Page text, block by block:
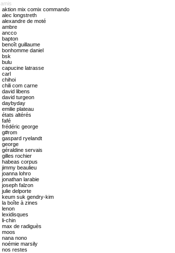
amis
aktion mix comix commando
alec longstreth
alexandre de moté
ambre
ancco
bapton
benoît guillaume
bonhomme daniel
bsk
bulu
capucine latrasse
carl
chihoi
chili com carne
david libens
david turgeon
daybyday
emilie plateau
états altérés
fafé
frédéric george
g#rom
gaspard ryelandt
george
géraldine servais
gilles rochier
habeas corpus
jimmy beaulieu
joanna lohro
jonathan larabie
joseph falzon
julie delporte
keum suk gendry-kim
la boîte à zines
lenon
lexidisques
li-chin
max de radiguès
moos
nana nono
noémie marsily
nos restes